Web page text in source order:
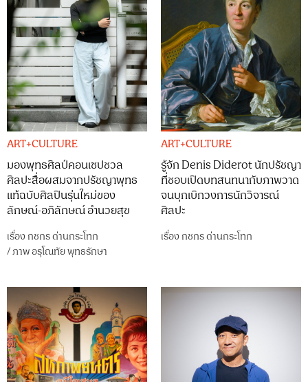
ART+CULTURE
มองพุทธศิลป์คอนเซปชวล
ศิลปะสื่อผสมจากปรัชญาพุทธ
แท้ฉบับศิลปินรุ่นใหม่ของ
ลักษณ์-อภิลักษณ์ อำนวยสุข
เรื่อง กชกร ด่านกระโทก
/ภาพอรุโณทัย พุทธรักษา
ART+CULTURE
รู้จัก Denis Diderot นักปรัชญา
ที่ชอบเปิดบทสนทนากับภาพวาด
จนบุกเบิกวงการนักวิจารณ์
ศิลปะ
เรื่อง กชกร ด่านกระโทก